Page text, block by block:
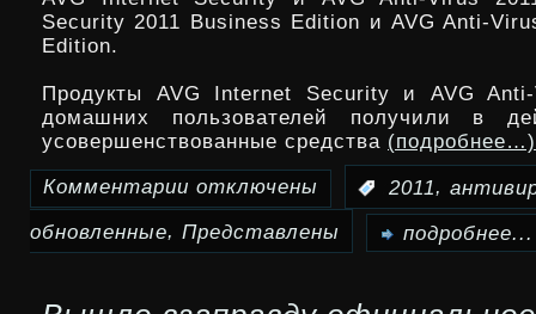
столкнулись
автомобиля
Security 2011 Business Edition и AVG Anti-
Edition.
Продукты AVG Internet Security и AVG
домашних пользователей получили в
усовершенствованные средства (подробнее…)
Комментарии
записи
отключены 2011,
обновленные, Представлены подробнее...